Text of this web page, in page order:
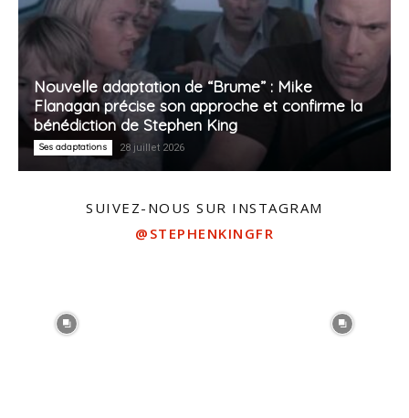
Nouvelle adaptation de “Brume” : Mike
Flanagan précise son approche et confirme la
bénédiction de Stephen King
Ses adaptations 28 juillet 2026
SUIVEZ-NOUS SUR INSTAGRAM
@STEPHENKINGFR